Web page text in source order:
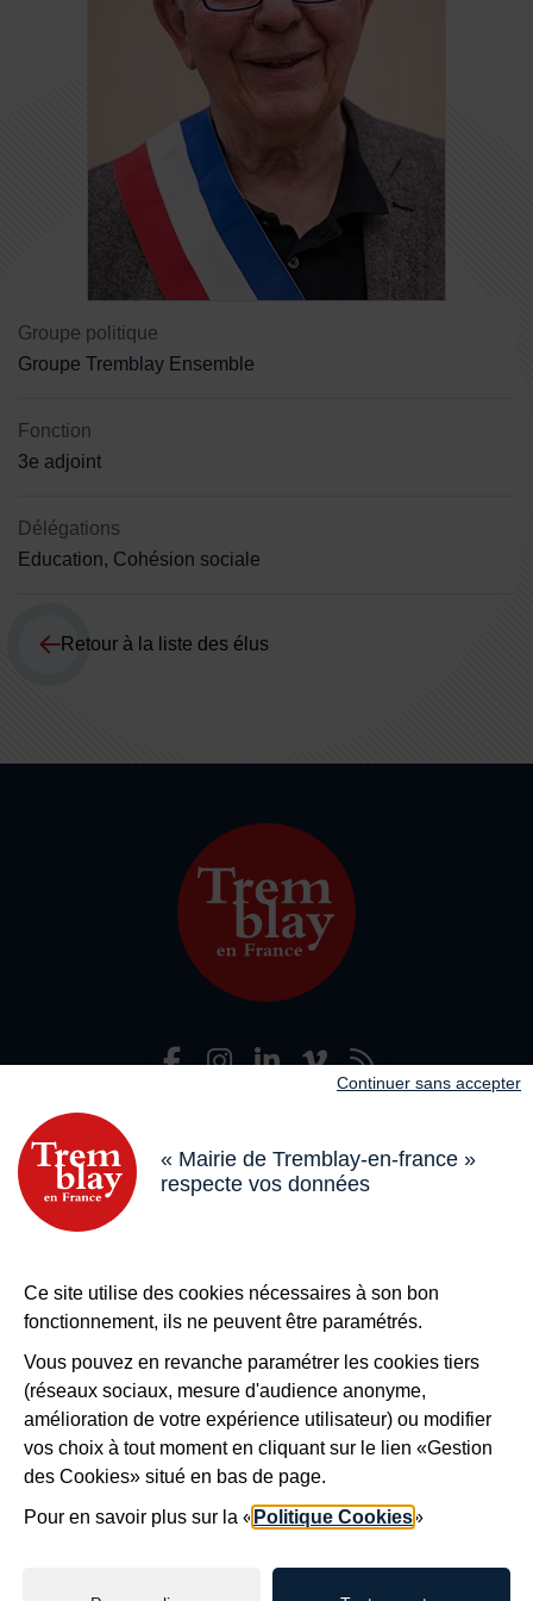
« Mairie de Tremblay-en-france »
respecte vos données
Ce site utilise des cookies nécessaires à son bon
fonctionnement, ils ne peuvent être paramétrés.
Vous pouvez en revanche paramétrer les cookies tiers
(réseaux sociaux, mesure d'audience anonyme,
amélioration de votre expérience utilisateur) ou modifier
vos choix à tout moment en cliquant sur le lien «Gestion
des Cookies» situé en bas de page.
Pour en savoir plus sur la « Politique Cookies»
Continuer sans accepter
Contenu de la fiche d'annuaire
Groupe politique
Groupe Tremblay Ensemble
Fonction
3e adjoint
Délégations
Education, Cohésion sociale
Retour à la liste des élus
Nous suivre
Facebook
InstagramLinkedIn
Adresse dans le pied de page
18 boulevard de l’Hôtel de Ville, 93290 Tremblay-en-France
Horaires
Du lundi au vendredi de 8h30 à 12h et de 13h à 17h
Le samedi de 8h30 à 12h
Bouton contacterNous contacter
Plus deTremblay !
S’inscrire à la newsletter
Nos autres sites
Accessibilité : non conforme